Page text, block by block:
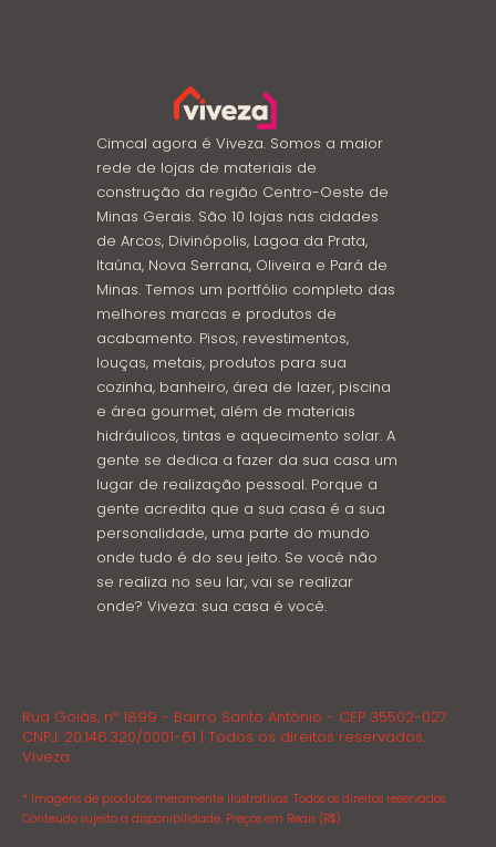
Cimcal agora é Viveza. Somos a maior
rede de lojas de materiais de
construção da região Centro-Oeste de
Minas Gerais. São 10 lojas nas cidades
de Arcos, Divinópolis, Lagoa da Prata,
Itaúna, Nova Serrana, Oliveira e Pará de
Minas. Temos um portfólio completo das
melhores marcas e produtos de
acabamento. Pisos, revestimentos,
louças, metais, produtos para sua
cozinha, banheiro, área de lazer, piscina
e área gourmet, além de materiais
hidráulicos, tintas e aquecimento solar. A
gente se dedica a fazer da sua casa um
lugar de realização pessoal. Porque a
gente acredita que a sua casa é a sua
personalidade, uma parte do mundo
onde tudo é do seu jeito. Se você não
se realiza no seu lar, vai se realizar
onde? Viveza: sua casa é você.
Rua Goiás, nº 1899 - Bairro Santo Antônio - CEP 35502-027
CNPJ: 20.146.320/0001-61 | Todos os direitos reservados.
Viveza.
* Imagens de produtos meramente ilustrativas. Todos os direitos reservados.
Conteúdo sujeito a disponibilidade. Preços em Reais (R$)